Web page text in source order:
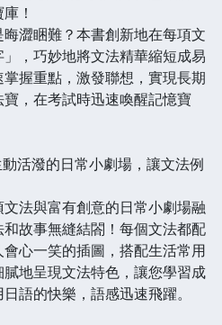
！
澀睏難？本書創新地在每項文
，巧妙地將文法精華縮短成易
握重點，激發聯想，實現長期
，在考試時迅速喚醒記憶寶
動活潑的日常小劇場，讓文法例
法與富有創意的日常小劇場融
故事無縫結閤！每個文法都配
心一笑的插圖，搭配生活常用
地呈現文法特色，讓您學習成
語的快樂，語感迅速飛躍。